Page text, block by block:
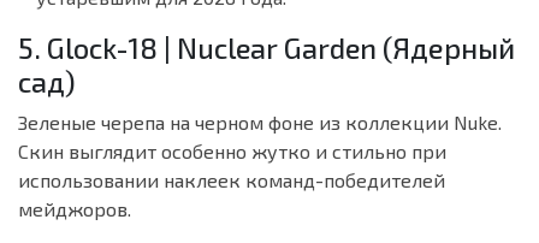
5. Glock-18 | Nuclear Garden (Ядерный
сад)
Зеленые черепа на черном фоне из коллекции Nuke.
Скин выглядит особенно жутко и стильно при
использовании наклеек команд-победителей
мейджоров.